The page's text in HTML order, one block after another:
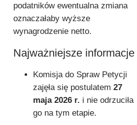
podatników ewentualna zmiana
oznaczałaby wyższe
wynagrodzenie netto.
Najważniejsze informacje
Komisja do Spraw Petycji
zajęła się postulatem 27
maja 2026 r. i nie odrzuciła
go na tym etapie.